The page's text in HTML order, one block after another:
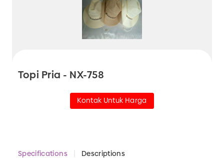
Topi Pria - NX-758
Kontak Untuk Harga
Specifications Descriptions